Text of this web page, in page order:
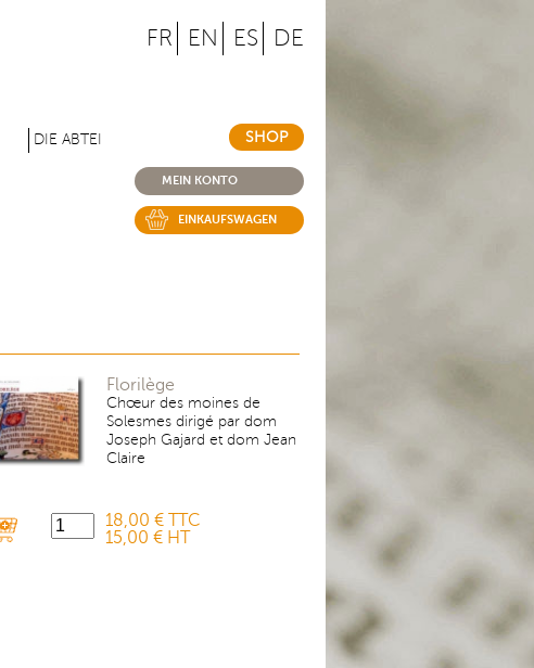
FR EN ES DE
DIE ABTEI SHOP
MEIN KONTO
EINKAUFSWAGEN
Florilège
Chœur des moines de
Solesmes dirigé par dom
Joseph Gajard et dom Jean
Claire
18,00 € TTC
15,00 € HT